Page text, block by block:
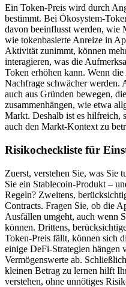
Ein Token-Preis wird durch
bestimmt. Bei Ökosystem-
davon beeinflusst werden, wie
wie tokenbasierte Anreize in
Aktivität zunimmt, können
interagieren, was die
Token erhöhen kann. Wenn
Nachfrage schwächer werden.
auch aus Gründen bewegen,
zusammenhängen, wie etwa
Markt. Deshalb ist es hilfreich,
auch den Markt-Kontext zu
Risikocheckliste für
Zuerst, verstehen Sie, was Sie
Sie ein Stablecoin-Produkt –
Regeln? Zweitens,
Contracts. Fragen Sie, ob die
Ausfällen umgeht, auch wenn
können. Drittens,
Token-Preis fällt, können sich
einige DeFi-Strategien hängen
Vermögenswerte ab.
kleinen Betrag zu lernen hilft
verstehen, ohne unnötiges